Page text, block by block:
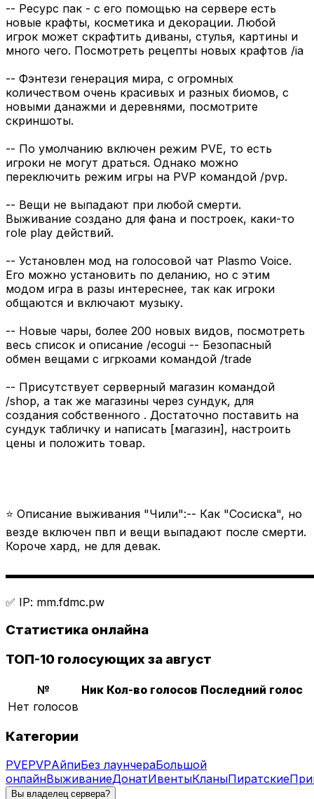
-- Ресурс пак - с его помощью на сервере есть
новые крафты, косметика и декорации. Любой
игрок может скрафтить диваны, стулья, картины и
много чего. Посмотреть рецепты новых крафтов /ia
-- Фэнтези генерация мира, с огромных
количеством очень красивых и разных биомов, с
новыми данажми и деревнями, посмотрите
скриншоты.
-- По умолчанию включен режим PVE, то есть
игроки не могут драться. Однако можно
переключить режим игры на PVP командой /pvp.
-- Вещи не выпадают при любой смерти.
Выживание создано для фана и построек, каки-то
role play действий.
-- Установлен мод на голосовой чат Plasmo Voice.
Его можно установить по деланию, но с этим
модом игра в разы интереснее, так как игроки
общаются и включают музыку.
-- Новые чары, более 200 новых видов, посмотреть
весь список и описание /ecogui -- Безопасный
обмен вещами с игркоами командой /trade
-- Присутствует серверный магазин командой
/shop, а так же магазины через сундук, для
создания собственного . Достаточно поставить на
сундук табличку и написать [магазин], настроить
цены и положить товар.
⭐ Описание выживания "Чили":-- Как "Сосиска", но
везде включен пвп и вещи выпадают после смерти.
Короче хард, не для девак.
✅ IP: mm.fdmc.pw
Статистика онлайна
ТОП-10 голосующих за август
№ Ник Кол-во голосов Последний голос
Нет голосов
Категории
PVEPVPАйпиБез лаунчераБольшой
онлайнВыживаниеДонатИвентыКланыПиратские
Вы владелец сервера?